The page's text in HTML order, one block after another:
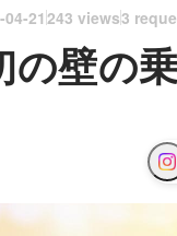
21243 views3
の壁の